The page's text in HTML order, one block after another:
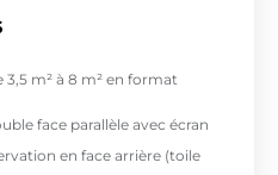
m² à 8 m² en format
face parallèle avec écran
en face arrière (toile